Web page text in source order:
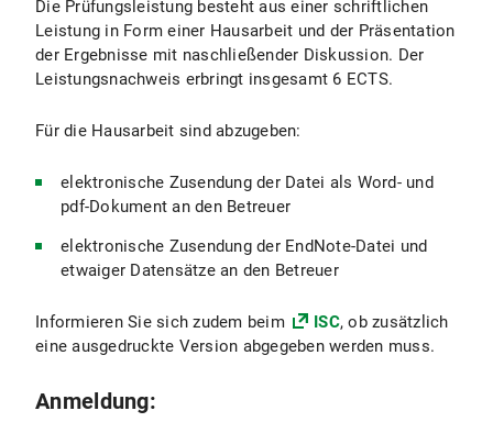
Die Prüfungsleistung besteht aus einer schriftlichen
Leistung in Form einer Hausarbeit und der Präsentation
der Ergebnisse mit naschließender Diskussion. Der
Leistungsnachweis erbringt insgesamt 6 ECTS.
Für die Hausarbeit sind abzugeben:
elektronische Zusendung der Datei als Word- und
pdf-Dokument an den Betreuer
elektronische Zusendung der EndNote-Datei und
etwaiger Datensätze an den Betreuer
Informieren Sie sich zudem beim ISC, ob zusätzlich
eine ausgedruckte Version abgegeben werden muss.
Anmeldung: